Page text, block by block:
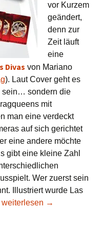
vor Kurzem
geändert,
denn zur
Zeit läuft
eine
Divas von Mariano
). Laut Cover geht es
sein… sondern die
mit
man eine verdeckt
auf sich gerichtet
eine andere möchte
gibt eine kleine Zahl
Wer zuerst sein
Illustriert wurde Las
Neue Spiele aus
weiterlesen →